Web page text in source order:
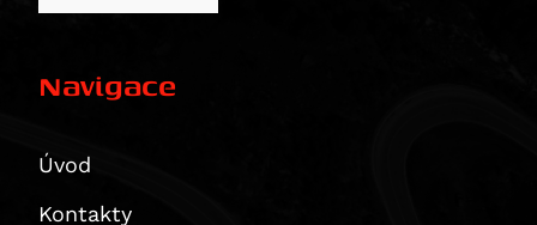
Diavel 1260
Multistrada 1260 / S / S D|Air / Pikes Peak
Multistrada 1260 S D/Air
Navigace
Úvod
Kontakty